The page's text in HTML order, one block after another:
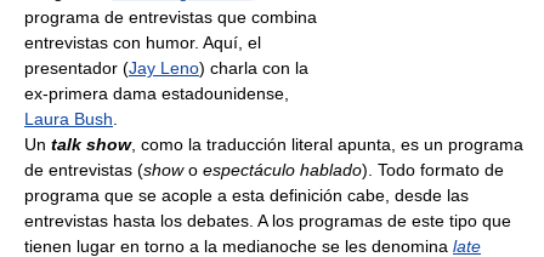
programa de entrevistas que combina
entrevistas con humor. Aquí, el
presentador (Jay Leno) charla con la
ex-primera dama estadounidense,
Laura Bush
Un talk show, como la traducción literal apunta, es un programa
de entrevistas (showo espectáculo hablado). Todo formato de
programa que se acople a esta definición cabe, desde las
entrevistas hasta los debates. A los programas de este tipo que
tienen lugar en torno a la medianoche se les denomina late